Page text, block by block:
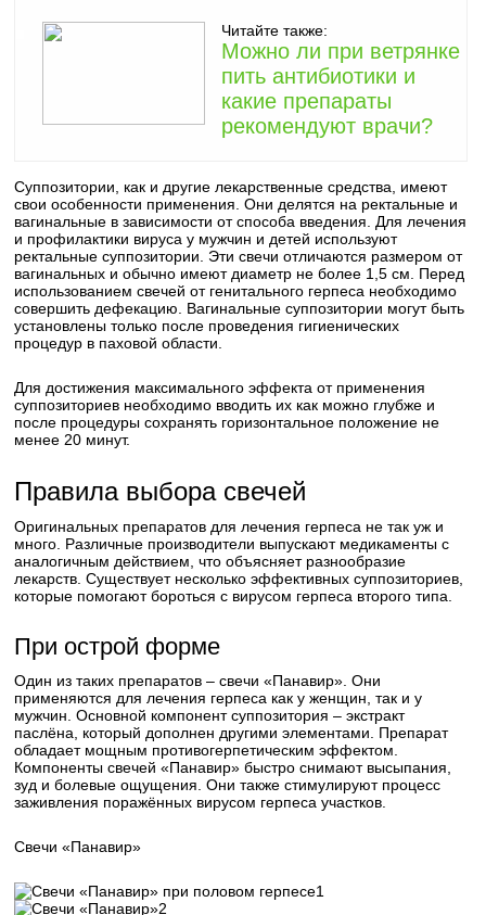
Читайте также:
Можно ли при ветрянке
пить антибиотики и
какие препараты
рекомендуют врачи?
Суппозитории, как и другие лекарственные средства, имеют
свои особенности применения. Они делятся на ректальные и
вагинальные в зависимости от способа введения. Для лечения
и профилактики вируса у мужчин и детей используют
ректальные суппозитории. Эти свечи отличаются размером от
вагинальных и обычно имеют диаметр не более 1,5 см. Перед
использованием свечей от генитального герпеса необходимо
совершить дефекацию. Вагинальные суппозитории могут быть
установлены только после проведения гигиенических
процедур в паховой области.
Для достижения максимального эффекта от применения
суппозиториев необходимо вводить их как можно глубже и
после процедуры сохранять горизонтальное положение не
менее 20 минут.
Правила выбора свечей
Оригинальных препаратов для лечения герпеса не так уж и
много. Различные производители выпускают медикаменты с
аналогичным действием, что объясняет разнообразие
лекарств. Существует несколько эффективных суппозиториев,
которые помогают бороться с вирусом герпеса второго типа.
При острой форме
Один из таких препаратов – свечи «Панавир». Они
применяются для лечения герпеса как у женщин, так и у
мужчин. Основной компонент суппозитория – экстракт
паслёна, который дополнен другими элементами. Препарат
обладает мощным противогерпетическим эффектом.
Компоненты свечей «Панавир» быстро снимают высыпания,
зуд и болевые ощущения. Они также стимулируют процесс
заживления поражённых вирусом герпеса участков.
Свечи «Панавир»
1
2